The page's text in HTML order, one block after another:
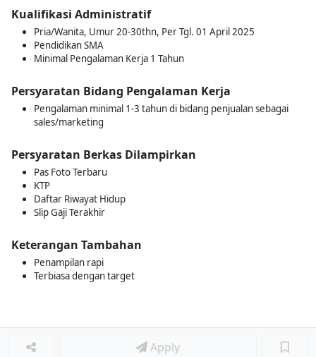
Kualifikasi Administratif
Pria/Wanita, Umur 20-30thn, Per Tgl. 01 April 2025
Pendidikan SMA
Minimal Pengalaman Kerja 1 Tahun
Persyaratan Bidang Pengalaman Kerja
Pengalaman minimal 1-3 tahun di bidang penjualan sebagai
sales/marketing
Persyaratan Berkas Dilampirkan
Pas Foto Terbaru
KTP
Daftar Riwayat Hidup
Slip Gaji Terakhir
Keterangan Tambahan
Penampilan rapi
Terbiasa dengan target
Apply